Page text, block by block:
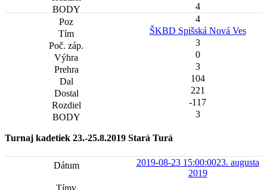
4
4
ŠKBD Spišská Nová Ves
3
0
3
104
221
-117
3
Turnaj kadetiek 23.-25.8.2019 Stará Turá
2019-08-23 15:00:0023. augusta
2019